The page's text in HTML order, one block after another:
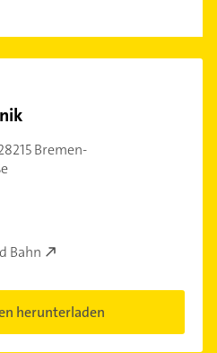
Bremen-
Bahn
herunterladen